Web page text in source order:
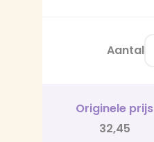
Aantal
Originele prijs
32,45